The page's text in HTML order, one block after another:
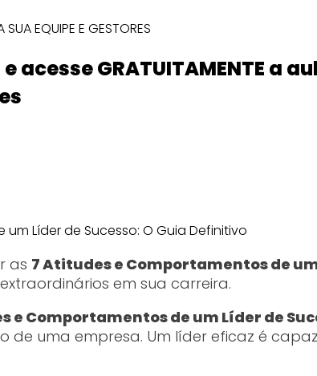
EQUIPE E GESTORES
e acesse GRATUITAMENTE
as 7 Atitudes e Comportamentos de
em sua carreira.
e Comportamentos de um Líder de
de uma empresa. Um líder eficaz é